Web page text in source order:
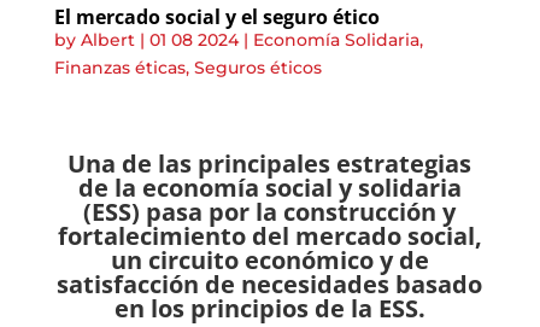
El mercado social y el seguro ético
by Albert| 01 08 2024| Economía Solidaria,
Finanzas éticas, Seguros éticos
Una de las principales estrategias
de la economía social y solidaria
(ESS) pasa por la construcción y
fortalecimiento del mercado social,
un circuito económico y de
satisfacción de necesidades basado
en los principios de la ESS.